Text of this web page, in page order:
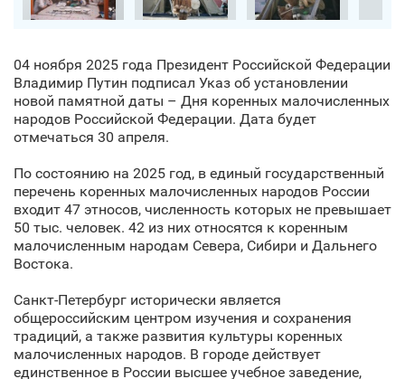
04 ноября 2025 года Президент Российской Федерации
Владимир Путин подписал Указ об установлении
новой памятной даты – Дня коренных малочисленных
народов Российской Федерации. Дата будет
отмечаться 30 апреля.
По состоянию на 2025 год, в единый государственный
перечень коренных малочисленных народов России
входит 47 этносов, численность которых не превышает
50 тыс. человек. 42 из них относятся к коренным
малочисленным народам Севера, Сибири и Дальнего
Востока.
Санкт‑Петербург исторически является
общероссийским центром изучения и сохранения
традиций, а также развития культуры коренных
малочисленных народов. В городе действует
единственное в России высшее учебное заведение,